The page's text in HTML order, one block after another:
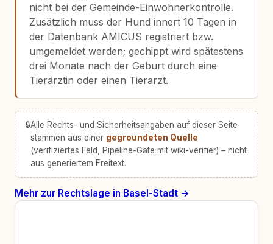
nicht bei der Gemeinde-Einwohnerkontrolle.
Zusätzlich muss der Hund innert 10 Tagen in
der Datenbank AMICUS registriert bzw.
umgemeldet werden; gechippt wird spätestens
drei Monate nach der Geburt durch eine
Tierärztin oder einen Tierarzt.
🔒Alle Rechts- und Sicherheitsangaben auf dieser Seite
stammen aus einer gegroundeten Quelle
(verifiziertes Feld, Pipeline-Gate mit wiki-verifier) – nicht
aus generiertem Freitext.
Mehr zur Rechtslage in Basel-Stadt →